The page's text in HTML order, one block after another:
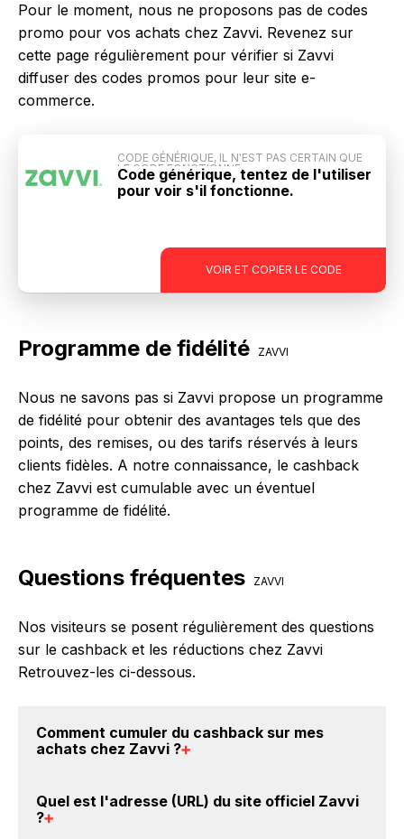
Pour le moment, nous ne proposons pas de codes
promo pour vos achats chez Zavvi. Revenez sur
cette page régulièrement pour vérifier si Zavvi
diffuser des codes promos pour leur site e-
commerce.
VOIR ET COPIER LE CODE
CODE GÉNÉRIQUE, IL N'EST PAS CERTAIN QUE
LE CODE FONCTIONNE
Code générique, tentez de l'utiliser
pour voir s'il fonctionne.
Programme de fidélité ZAVVI
Nous ne savons pas si Zavvi propose un programme
de fidélité pour obtenir des avantages tels que des
points, des remises, ou des tarifs réservés à leurs
clients fidèles. A notre connaissance, le cashback
chez Zavvi est cumulable avec un éventuel
programme de fidélité.
Questions fréquentes ZAVVI
Nos visiteurs se posent régulièrement des questions
sur le cashback et les réductions chez Zavvi
Retrouvez-les ci-dessous.
Comment cumuler du cashback sur mes
achats chez Zavvi ?
: Créez votre compte sur BackBackBack et cliquez
Quel est l'adresse (URL) du site officiel Zavvi
?